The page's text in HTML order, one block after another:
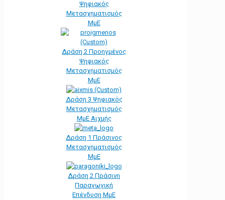
Ψηφιακός
Μετασχηματισμός
ΜμΕ
Δράση 2 Προηγμένος
Ψηφιακός
Μετασχηματισμός
ΜμΕ
Δράση 3 Ψηφιακός
Μετασχηματισμός
ΜμΕ Αιχμής
Δράση 1 Πράσινος
Μετασχηματισμός
ΜμΕ
Δράση 2 Πράσινη
Παραγωγική
Επένδυση ΜμΕ